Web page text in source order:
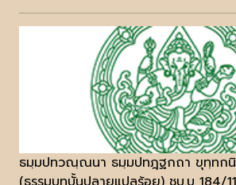
ธมฺมปทวณฺณนา ธมฺมปทฎฺฐกถา ขุทฺทก